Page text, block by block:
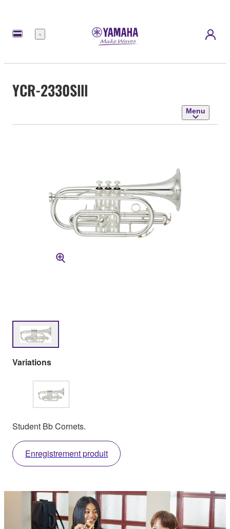
Menu
YCR-2330Slll
Menu
Variations
Student Bb Cornets.
Enregistrement produit